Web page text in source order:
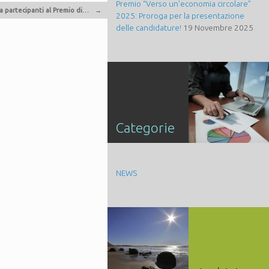
partecipanti al Premio di… →
Premio “Verso un’economia circolare”
2025: Proroga per la presentazione
delle candidature! 19 Novembre 2025
Categorie
NEWS